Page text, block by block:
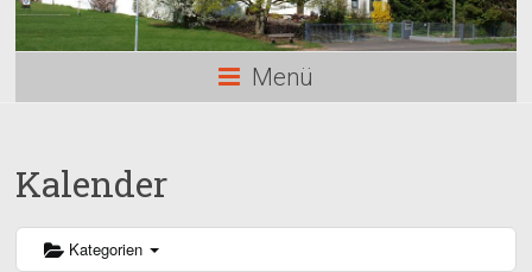
Menü
Kalender
Kategorien